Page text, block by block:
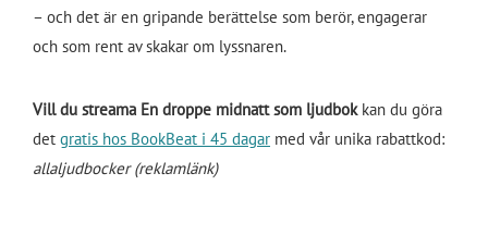
– och det är en gripande berättelse som berör, engagerar
och som rent av skakar om lyssnaren.
Vill du streama En droppe midnatt som ljudbok kan du göra
det gratis hos BookBeat i 45 dagar med vår unika rabattkod:
allaljudbocker (reklamlänk)